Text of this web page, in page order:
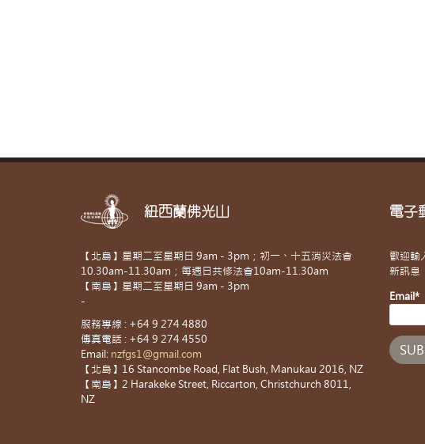
紐西蘭佛光山
【北島】星期二至星期日 9am - 3pm；初一、十五消災法會
10.30am-11.30am；每週日共修法會10am-11.30am
【南島】星期二至星期日 9am - 3pm
-
服務專線 : +64 9 274 4880
傳真電話 : +64 9 274 4550
Email: nzfgs1@gmail.com
【北島】16 Stancombe Road, Flat Bush, Manukau 2016, NZ
【南島】2 Harakeke Street, Riccarton, Christchurch 8011,
NZ
電子
歡迎輸
新訊息
Email*